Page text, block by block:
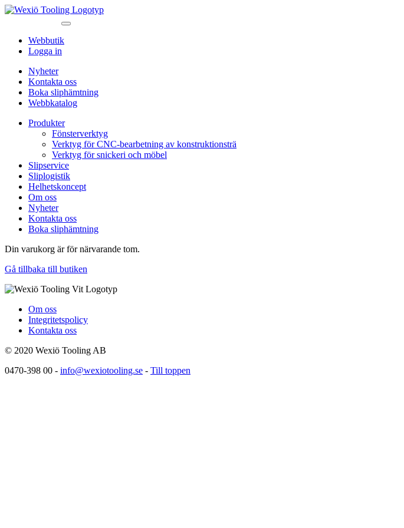
Webbutik
Logga in
Nyheter
Kontakta oss
Boka sliphämtning
Webbkatalog
Produkter
Fönsterverktyg
Verktyg för CNC-bearbetning av konstruktionsträ
Verktyg för snickeri och möbel
Slipservice
Sliplogistik
Helhetskoncept
Om oss
Nyheter
Kontakta oss
Boka sliphämtning
Din varukorg är för närvarande tom.
Gå tillbaka till butiken
Om oss
Integritetspolicy
Kontakta oss
© 2020 Wexiö Tooling AB
0470-398 00 - info@wexiotooling.se - Till toppen